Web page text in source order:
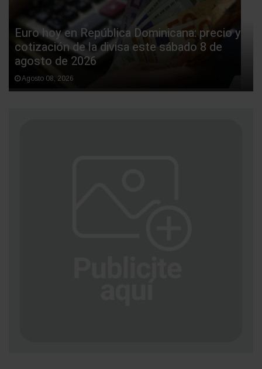
Euro hoy en República Dominicana: precio y
cotización de la divisa este sábado 8 de
agosto de 2026
Agosto 08, 2026